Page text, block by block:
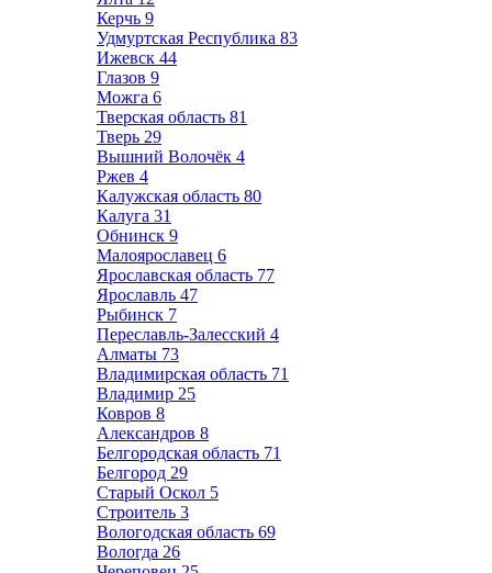
Керчь 9
Удмуртская Республика 83
Ижевск 44
Глазов 9
Можга 6
Тверская область 81
Тверь 29
Вышний Волочёк 4
Ржев 4
Калужская область 80
Калуга 31
Обнинск 9
Малоярославец 6
Ярославская область 77
Ярославль 47
Рыбинск 7
Переславль-Залесский 4
Алматы 73
Владимирская область 71
Владимир 25
Ковров 8
Александров 8
Белгородская область 71
Белгород 29
Старый Оскол 5
Строитель 3
Вологодская область 69
Вологда 26